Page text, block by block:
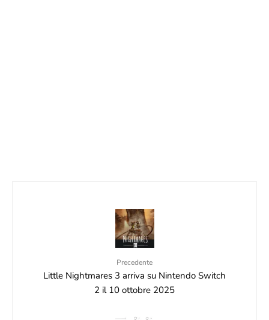
Precedente
Little Nightmares 3 arriva su Nintendo Switch
2 il 10 ottobre 2025